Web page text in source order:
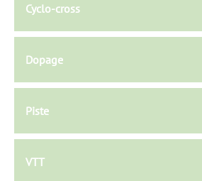
Cyclo-cross
Dopage
Piste
VTT